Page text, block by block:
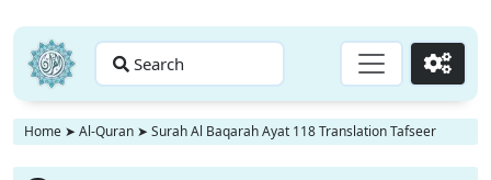
Search Go
Home ➤ Al-Quran ➤ Surah Al Baqarah Ayat 118 Translation Tafseer